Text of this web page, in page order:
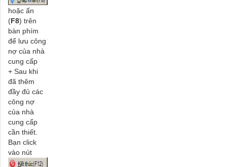
hoặc ấn
(F8) trên
bàn phím
để lưu công
nợ của nhà
cung cấp
+ Sau khi
đã thêm
đầy đủ các
công nợ
của nhà
cung cấp
cần thiết.
Bạn click
vào nút